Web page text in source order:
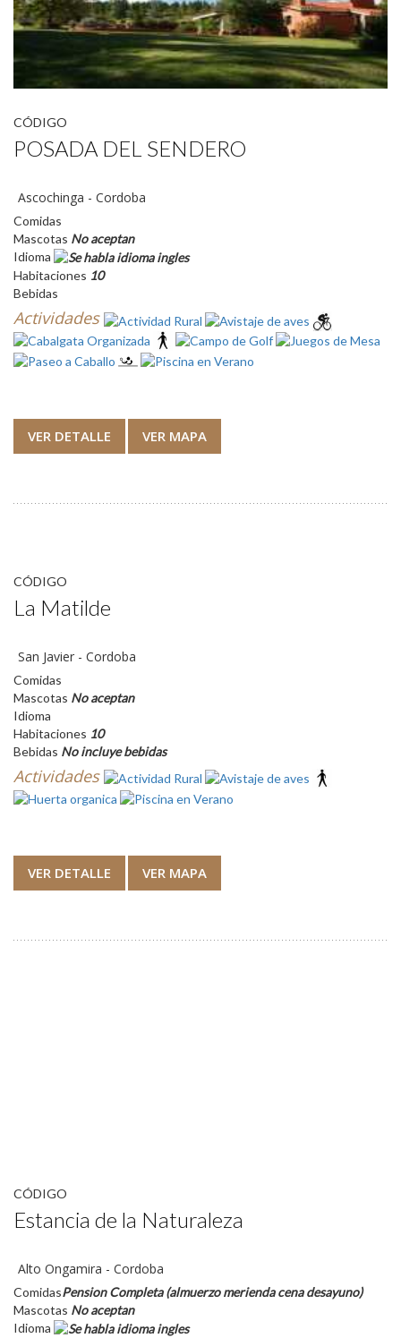
CÓDIGO
POSADA DEL SENDERO
Ascochinga - Cordoba
Comidas
Mascotas No aceptan
Idioma
Habitaciones 10
Bebidas
Actividades
VER DETALLE VER MAPA
CÓDIGO
La Matilde
San Javier - Cordoba
Comidas
Mascotas No aceptan
Idioma
Habitaciones 10
Bebidas No incluye bebidas
Actividades
VER DETALLE VER MAPA
CÓDIGO
Estancia de la Naturaleza
Alto Ongamira - Cordoba
ComidasPension Completa (almuerzo merienda cena desayuno)
Mascotas No aceptan
Idioma